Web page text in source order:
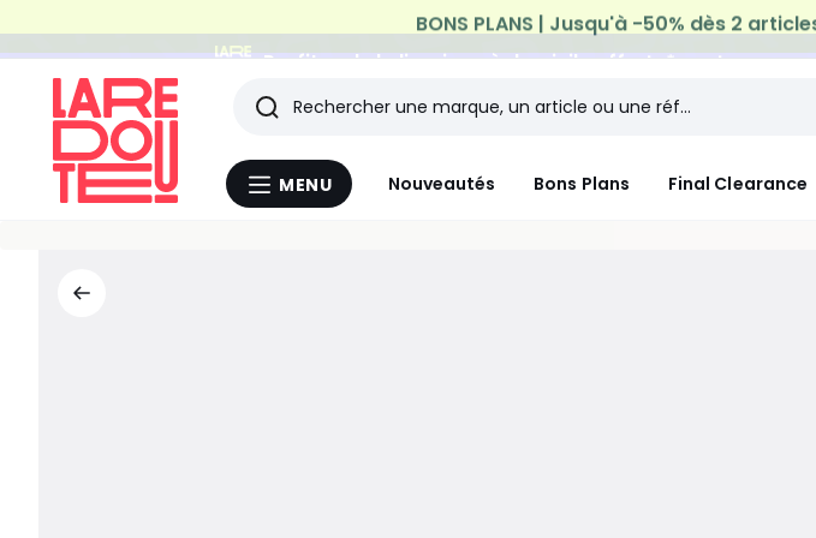
Profitez de la livraison à domicile offerte*sur tous vos
Menu
MENU Nouveautés Bons Plans Final Clearance
Rechercher
Les
derniers